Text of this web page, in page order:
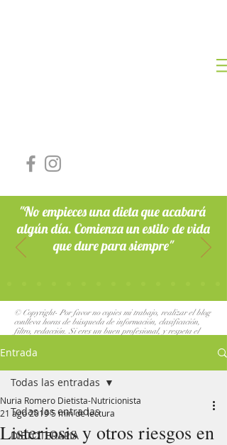
"No empieces una dieta que acabará
algún día. Comienza un estilo de vida
que dure para siempre"
© Copyright- Por favor no copies mi trabajo, realizar el blog
conlleva horas de búsqueda de información, clasificación,
filtro, redacción. Si eres un buen profesional, y respeta el
yo escribo te gustan. No los copies, compartelos. GRACIAS
Entrada
Todas las entradas
DIETOTERAPIA
Todas las entradas
Listeriosis y otros riesgos en
Nuria Romero Dietista-Nutricionista
21 ago 20195 min de lectura